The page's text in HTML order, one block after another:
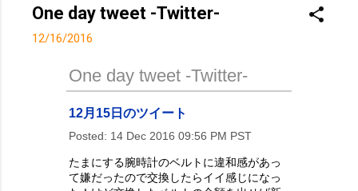
One day tweet -Twitter-
12/16/2016
One day tweet -Twitter-
12月15日のツイート
Posted: 14 Dec 2016 09:56 PM PST
たまにする腕時計のベルトに違和感があっ
て嫌だったので交換したらイイ感じになっ